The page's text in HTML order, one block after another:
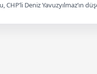
CHP’li Deniz